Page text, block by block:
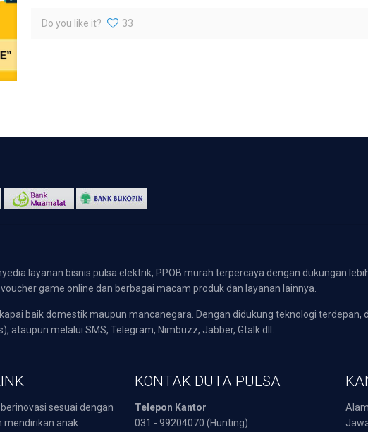
Do you like it? 33
layanan bisnis pulsa elektrik, PPOB murah terpercaya dengan dukungan
voucher game online dan berbagai macam produk dan layanan lainnya.
baik domestik maupun mancanegara. Dengan didukung teknologi terdepan,
ataupun melalui SMS, Telegram, Nimbuzz, Jabber, Gtalk dll.
sesuai dengan
mendirikan anak
KONTAK DUTA PULSA
Telepon Kantor
031 - 99204070 (Hunting)